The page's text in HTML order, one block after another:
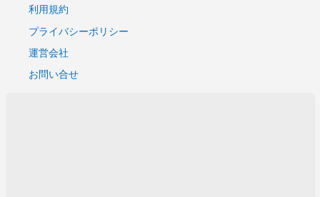
利用規約
プライバシーポリシー
運営会社
お問い合せ